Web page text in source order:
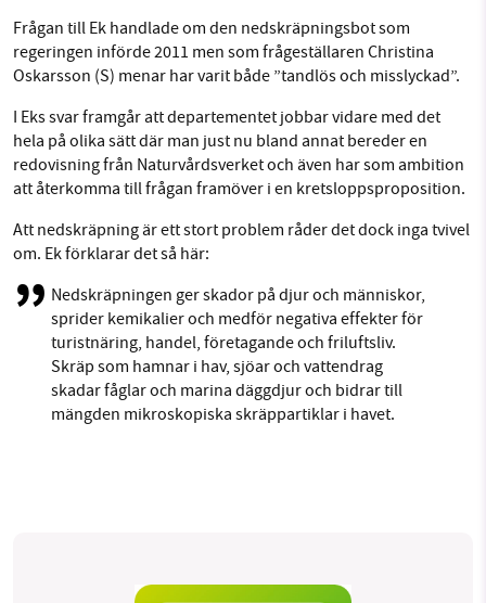
Frågan till Ek handlade om den nedskräpningsbot som
regeringen införde 2011 men som frågeställaren Christina
Oskarsson (S) menar har varit både ”tandlös och misslyckad”.
I Eks svar framgår att departementet jobbar vidare med det
hela på olika sätt där man just nu bland annat bereder en
redovisning från Naturvårdsverket och även har som ambition
att återkomma till frågan framöver i en kretsloppsproposition.
Att nedskräpning är ett stort problem råder det dock inga tvivel
om. Ek förklarar det så här:
Nedskräpningen ger skador på djur och människor,
sprider kemikalier och medför negativa effekter för
turistnäring, handel, företagande och friluftsliv.
Skräp som hamnar i hav, sjöar och vattendrag
skadar fåglar och marina däggdjur och bidrar till
mängden mikroskopiska skräppartiklar i havet.